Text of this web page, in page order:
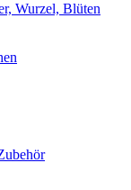
Wurzel, Blüten